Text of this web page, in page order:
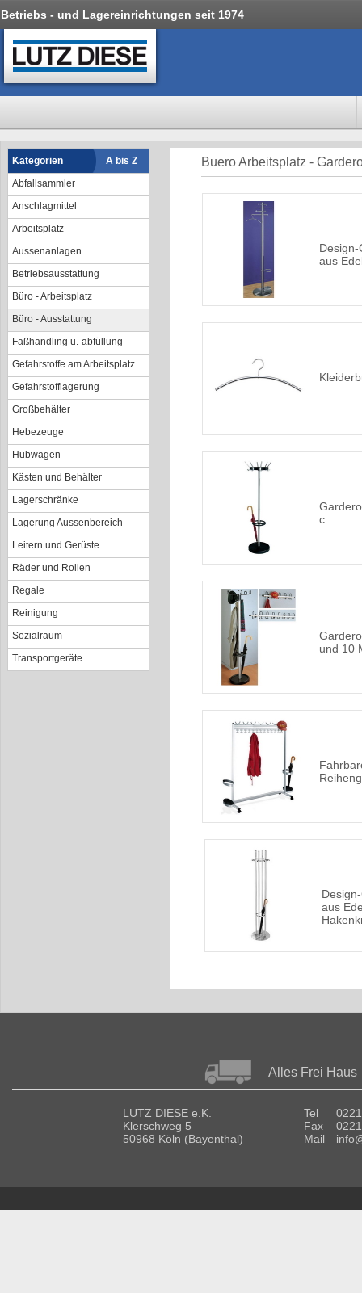
Betriebs - und Lagereinrichtungen seit 1974
Kategorien
A bis Z
Abfallsammler
Anschlagmittel
Arbeitsplatz
Aussenanlagen
Betriebsausstattung
Büro - Arbeitsplatz
Büro - Ausstattung
Faßhandling u.-abfüllung
Gefahrstoffe am Arbeitsplatz
Gefahrstofflagerung
Großbehälter
Hebezeuge
Hubwagen
Kästen und Behälter
Lagerschränke
Lagerung Aussenbereich
Leitern und Gerüste
Räder und Rollen
Regale
Reinigung
Sozialraum
Transportgeräte
Buero Arbeitsplatz -
aus
c
und 10
aus
Alles Frei Haus
LUTZ DIESE e.K.
Klerschweg 5
50968 Köln (Bayenthal)
Tel
Fax
Mail